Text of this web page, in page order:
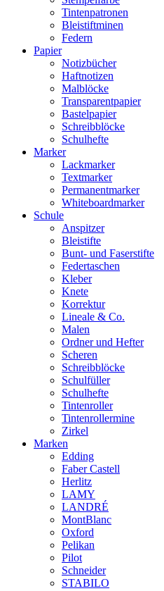
Tintenpatronen
Bleistiftminen
Federn
Papier
Notizbücher
Haftnotizen
Malblöcke
Transparentpapier
Bastelpapier
Schreibblöcke
Schulhefte
Marker
Lackmarker
Textmarker
Permanentmarker
Whiteboardmarker
Schule
Anspitzer
Bleistifte
Bunt- und Faserstifte
Federtaschen
Kleber
Knete
Korrektur
Lineale & Co.
Malen
Ordner und Hefter
Scheren
Schreibblöcke
Schulfüller
Schulhefte
Tintenroller
Tintenrollermine
Zirkel
Marken
Edding
Faber Castell
Herlitz
LAMY
LANDRÉ
MontBlanc
Oxford
Pelikan
Pilot
Schneider
STABILO